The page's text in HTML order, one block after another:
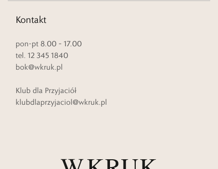
Kontakt
pon-pt 8.00 – 17.00
tel. 12 345 1840
bok@wkruk.pl
Klub dla Przyjaciół
klubdlaprzyjaciol@wkruk.pl